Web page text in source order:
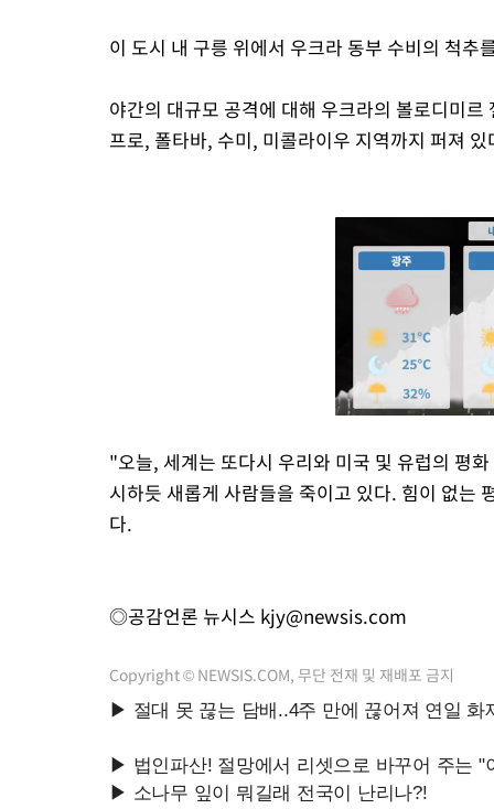
이 도시 내 구릉 위에서 우크라 동부 수비의 척추
야간의 대규모 공격에 대해 우크라의 볼로디미
프로, 폴타바, 수미, 미콜라이우 지역까지 퍼져
"오늘, 세계는 또다시 우리와 미국 및 유럽의 평
시하듯 새롭게 사람들을 죽이고 있다. 힘이 없는
다.
◎공감언론 뉴시스 kjy@newsis.com
Copyright © NEWSIS.COM, 무단 전재 및 재배포 금지